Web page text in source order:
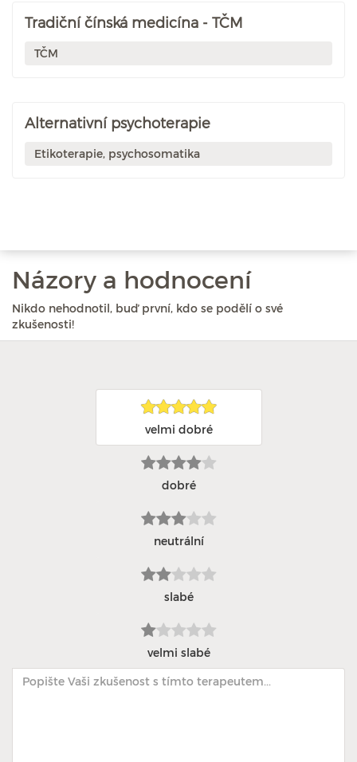
Tradiční čínská medicína - TČM
TČM
Alternativní psychoterapie
Etikoterapie, psychosomatika
Názory a hodnocení
Nikdo nehodnotil, buď první, kdo se podělí o své
zkušenosti!
velmi dobré
dobré
neutrální
slabé
velmi slabé